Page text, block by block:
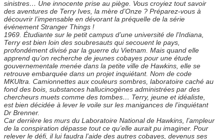
sinistres… Une innocente prise au piège. Vous croyiez tout savoir
des aventures de Terry Ives, la mère d’Onze ? Préparez-vous à
découvrir l’impensable en dévorant la préquelle de la série
événement Stranger Things !
1969. Étudiante sur le petit campus d’une université de l’Indiana,
Terry est bien loin des soubresauts qui secouent le pays,
profondément divisé par la guerre du Vietnam. Mais quand elle
apprend qu’on recherche de jeunes cobayes pour une étude
gouvernementale menée dans la petite ville de Hawkins, elle se
retrouve embarquée dans un projet inquiétant. Nom de code
MKUltra. Camionnettes aux couleurs sombres, laboratoire caché au
fond des bois, substances hallucinogènes administrées par des
chercheurs muets comme des tombes… Terry, jeune et idéaliste,
est bien décidée à lever le voile sur les manigances de l’inquiétant
Dr Brenner.
Car derrière les murs du Laboratoire National de Hawkins, l’ampleur
de la conspiration dépasse tout ce qu’elle aurait pu imaginer. Pour
relever le défi, il lui faudra l’aide des autres cobayes, devenus ses